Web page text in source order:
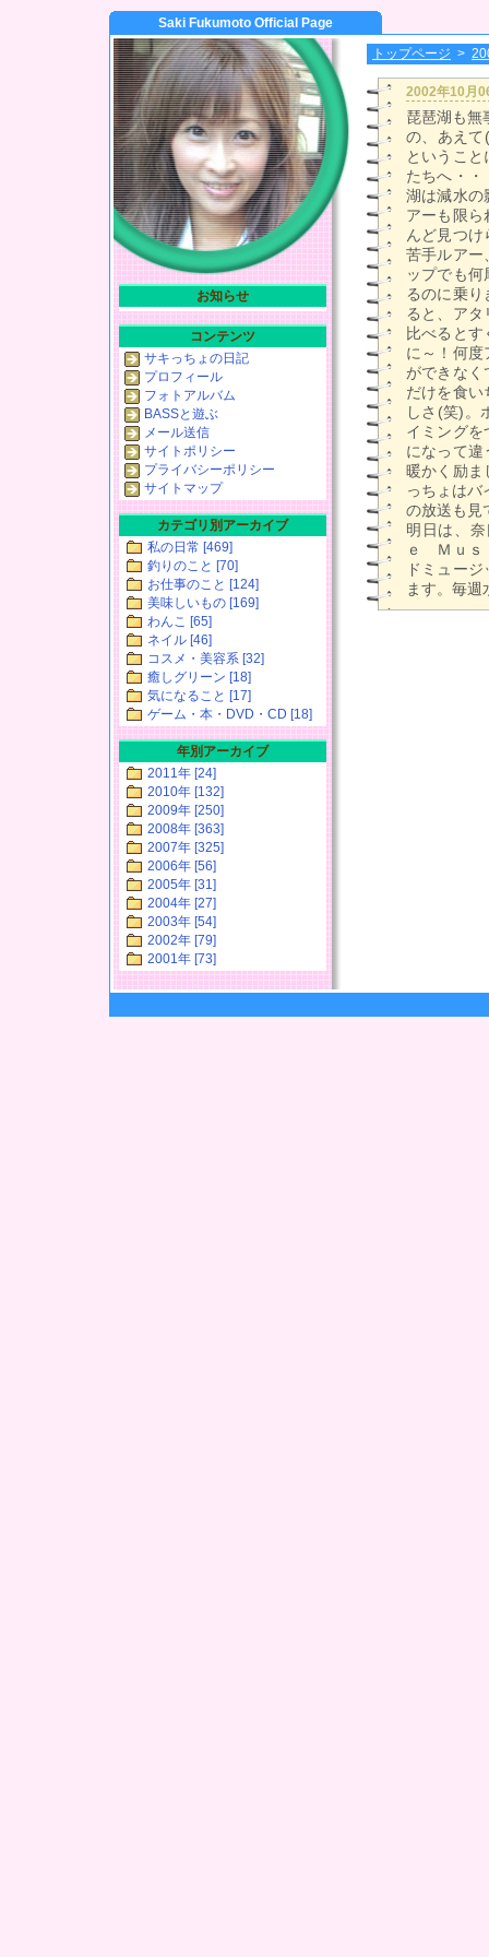
Saki Fukumoto Official Page
トップページ >
2002年10月
琵琶湖も無
の、あえて
というこ
たちへ・・
湖は減水の
アーも限ら
んど見つ
苦手ルアー
ップでも
るのに乗
ると、ア
比べると
に～！何度
ができなく
だけを食い
しさ(笑)。
イミングを
になって違
暖かく励ま
っちょは
の放送も見
明日は、
ｅ Ｍｕｓ
ドミュー
ます。毎
お知らせ
コンテンツ
サキっちょの日記
プロフィール
フォトアルバム
BASSと遊ぶ
メール送信
サイトポリシー
プライバシーポリシー
サイトマップ
カテゴリ別アーカイブ
私の日常 [469]
釣りのこと [70]
お仕事のこと [124]
美味しいもの [169]
わんこ [65]
ネイル [46]
コスメ・美容系 [32]
癒しグリーン [18]
気になること [17]
ゲーム・本・DVD・CD [18]
年別アーカイブ
2011年 [24]
2010年 [132]
2009年 [250]
2008年 [363]
2007年 [325]
2006年 [56]
2005年 [31]
2004年 [27]
2003年 [54]
2002年 [79]
2001年 [73]